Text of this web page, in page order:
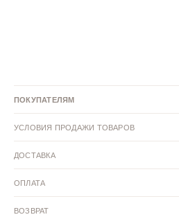
Дутики 40 размер
Дутики 37 размер Дутики 36 размер
ПОКУПАТЕЛЯМ
УСЛОВИЯ ПРОДАЖИ ТОВАРОВ
ДОСТАВКА
ОПЛАТА
ВОЗВРАТ